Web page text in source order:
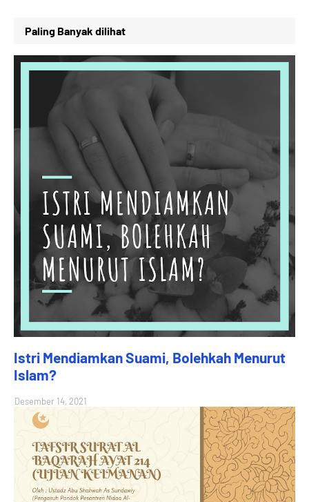
Paling Banyak dilihat
Istri Mendiamkan Suami, Bolehkah Menurut
Islam?
Desember 14, 2021